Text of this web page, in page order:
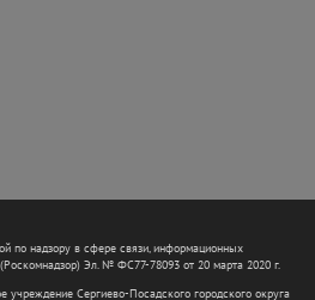
по надзору в сфере связи, информационных
Эл. № ФС77-78093 от 20 марта 2020 г.
учреждение Сергиево-Посадского городского округа